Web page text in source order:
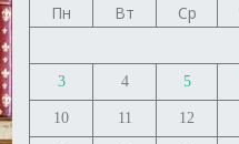
Пн
Вт Ср
3 4 5
10 11 12